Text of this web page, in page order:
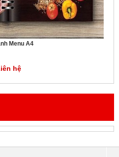
Menu A4
hệ